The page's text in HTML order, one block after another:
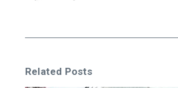
Related Posts